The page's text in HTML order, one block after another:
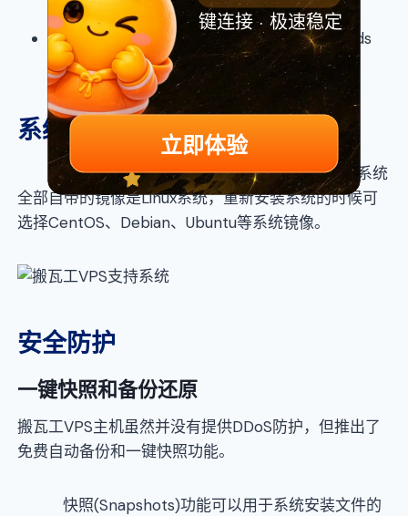
[CABC_1]
荷兰阿姆斯特丹-EU: Amsterdam, Netherlands
[EUNL_3]
系统支持
搬瓦工VPS主机不支持Windows系统，默认系统
全部自带的镜像是Linux系统，重新安装系统的时候可
选择CentOS、Debian、Ubuntu等系统镜像。
安全防护
一键快照和备份还原
搬瓦工VPS主机虽然并没有提供DDoS防护，但推出了
免费自动备份和一键快照功能。
快照(Snapshots)功能可以用于系统安装文件的
键连接 · 极速稳定
立即体验